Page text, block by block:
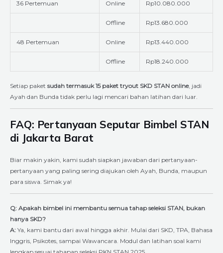
36 Pertemuan Online Rp10.080.000
Offline Rp13.680.000
48 Pertemuan Online Rp13.440.000
Offline Rp18.240.000
Setiap paket sudah termasuk 15 paket tryout SKD STAN online, jadi
Ayah dan Bunda tidak perlu lagi mencari bahan latihan dari luar.
FAQ: Pertanyaan Seputar Bimbel STAN
di Jakarta Barat
Biar makin yakin, kami sudah siapkan jawaban dari pertanyaan-
pertanyaan yang paling sering diajukan oleh Ayah, Bunda, maupun
para siswa. Simak ya!
Q: Apakah bimbel ini membantu semua tahap seleksi STAN, bukan
hanya SKD?
A: Ya, kami bantu dari awal hingga akhir. Mulai dari SKD, TPA, Bahasa
Inggris, Psikotes, sampai Wawancara. Modul dan latihan soal kami